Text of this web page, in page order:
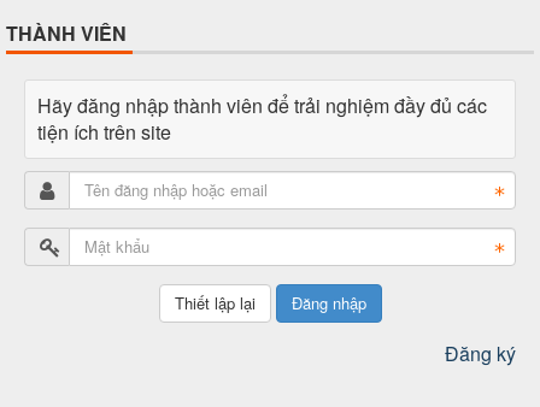
THÀNH VIÊN
Hãy đăng nhập thành viên để trải nghiệm đầy đủ các
tiện ích trên site
Đăng nhập
Đăng ký